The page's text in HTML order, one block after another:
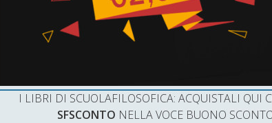
I LIBRI DI SCUOLAFILOSOFICA: ACQUISTALI
SFSCONTO NELLA VOCE BUONO